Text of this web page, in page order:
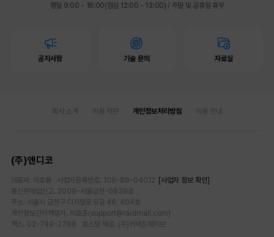
평일 9:00 - 18:00(점심 12:00 - 13:00) / 주말 및 공휴일 휴무
공지사항 기술 문의 자료실
회사 소개 이용 약관 개인정보처리방침 이용 안내
(주)앤디코
대표자. 이호용 사업자등록번호. 106-86-04012 [사업자 정보 확인]
통신판매업신고. 2009-서울금천-0639호
주소. 서울시 금천구 디지털로 9길 46, 404호
개인정보관리책임자. 이호준(support@raidmall.com)
팩스. 02-749-2788 호스팅 제공. (주)커넥트웨이브